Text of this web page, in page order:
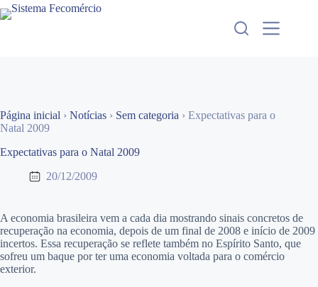
Pular
para
Página inicial › Notícias › Sem categoria › Expectativas para o
Natal 2009
Expectativas para o Natal 2009
20/12/2009
A economia brasileira vem a cada dia mostrando sinais concretos de
recuperação na economia, depois de um final de 2008 e início de 2009
incertos. Essa recuperação se reflete também no Espírito Santo, que
sofreu um baque por ter uma economia voltada para o comércio
exterior.